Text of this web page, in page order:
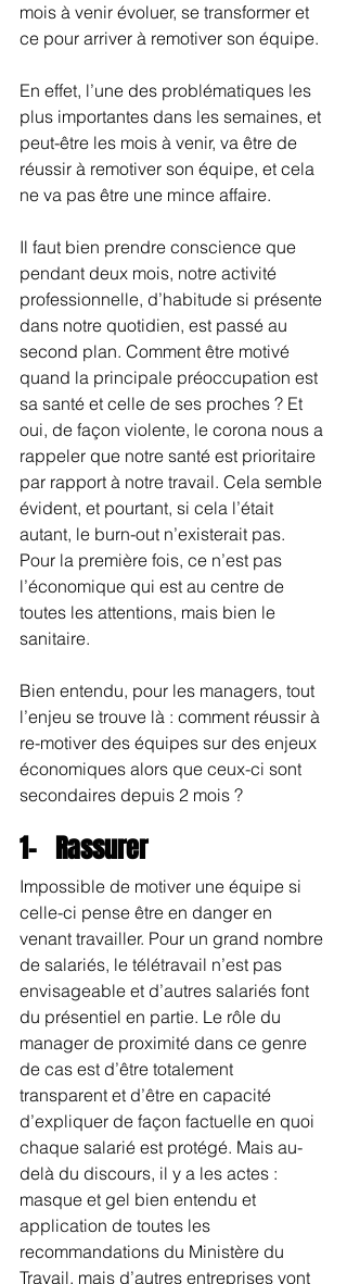
mois à venir évoluer, se transformer et
ce pour arriver à remotiver son équipe.
En effet, l’une des problématiques les
plus importantes dans les semaines, et
peut-être les mois à venir, va être de
réussir à remotiver son équipe, et cela
ne va pas être une mince affaire.
Il faut bien prendre conscience que
pendant deux mois, notre activité
professionnelle, d’habitude si présente
dans notre quotidien, est passé au
second plan. Comment être motivé
quand la principale préoccupation est
sa santé et celle de ses proches ? Et
oui, de façon violente, le corona nous a
rappeler que notre santé est prioritaire
par rapport à notre travail. Cela semble
évident, et pourtant, si cela l’était
autant, le burn-out n’existerait pas.
Pour la première fois, ce n’est pas
l’économique qui est au centre de
toutes les attentions, mais bien le
sanitaire.
Bien entendu, pour les managers, tout
l’enjeu se trouve là : comment réussir à
re-motiver des équipes sur des enjeux
économiques alors que ceux-ci sont
secondaires depuis 2 mois ?
1-   Rassurer
Impossible de motiver une équipe si
celle-ci pense être en danger en
venant travailler. Pour un grand nombre
de salariés, le télétravail n’est pas
envisageable et d’autres salariés font
du présentiel en partie. Le rôle du
manager de proximité dans ce genre
de cas est d’être totalement
transparent et d’être en capacité
d’expliquer de façon factuelle en quoi
chaque salarié est protégé. Mais au-
delà du discours, il y a les actes :
masque et gel bien entendu et
application de toutes les
recommandations du Ministère du
Travail, mais d’autres entreprises vont